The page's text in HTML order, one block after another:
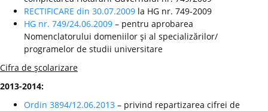
RECTIFICARE din 30.07.2009 la HG nr. 749-2009
HG nr. 749/24.06.2009 – pentru aprobarea
Nomenclatorului domeniilor şi al specializărilor/
programelor de studii universitare
Cifra de şcolarizare
2013-2014:
Ordin 3894/12.06.2013 – privind repartizarea cifrei de